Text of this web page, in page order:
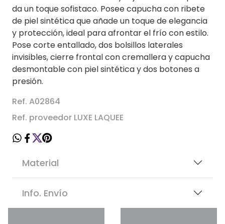
da un toque sofistaco. Posee capucha con ribete
de piel sintética que añade un toque de elegancia
y protección, ideal para afrontar el frío con estilo.
Pose corte entallado, dos bolsillos laterales
invisibles, cierre frontal con cremallera y capucha
desmontable con piel sintética y dos botones a
presión.
Ref. A02864
Ref. proveedor LUXE LAQUEE
Material
Info. Envío